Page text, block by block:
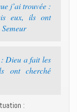
j’ai trouvée :
eux, ils ont
: Dieu a fait les
ont cherché
: